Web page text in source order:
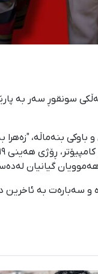
کوردی خەڵکی سونقوڕ سەر بە
پەروەردە و بارهێنان و باوکی بنەماڵە،
و سەبارەت بە ئاخرین